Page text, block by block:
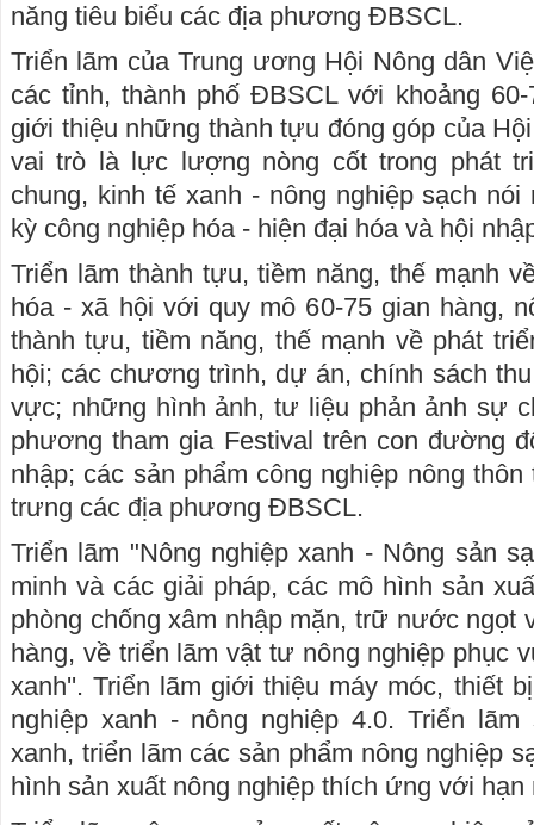
năng tiêu biểu các địa phương ĐBSCL.
Triển lãm của Trung ương Hội Nông dân
các tỉnh, thành phố ĐBSCL với khoảng
giới thiệu những thành tựu đóng góp của
vai trò là lực lượng nòng cốt trong phát
chung, kinh tế xanh - nông nghiệp sạch
kỳ công nghiệp hóa - hiện đại hóa và hội
Triển lãm thành tựu, tiềm năng, thế mạnh
hóa - xã hội với quy mô 60-75 gian hàng,
thành tựu, tiềm năng, thế mạnh về phát
hội; các chương trình, dự án, chính sách
vực; những hình ảnh, tư liệu phản ảnh sự
phương tham gia Festival trên con đường
nhập; các sản phẩm công nghiệp nông
trưng các địa phương ĐBSCL.
Triển lãm "Nông nghiệp xanh - Nông sản
minh và các giải pháp, các mô hình sản
phòng chống xâm nhập mặn, trữ nước ngọt
hàng, về triển lãm vật tư nông nghiệp phục
xanh''. Triển lãm giới thiệu máy móc, thiết
nghiệp xanh - nông nghiệp 4.0. Triển lãm
xanh, triển lãm các sản phẩm nông nghiệp
hình sản xuất nông nghiệp thích ứng với